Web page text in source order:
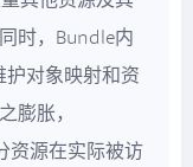
时，Bundle内
对象映射和资
膨胀，
资源在实际被访